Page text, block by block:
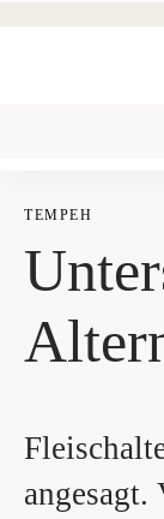
TEM­PEH